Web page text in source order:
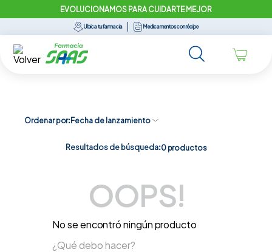
EVOLUCIONAMOS PARA CUIDARTE MEJOR
Ubica tu farmacia Medicamentos con récipe
Ordenar por Fecha de lanzamiento
Resultados de búsqueda:0 productos
OOPS!
No se encontró ningún producto
¿Qué debo hacer?